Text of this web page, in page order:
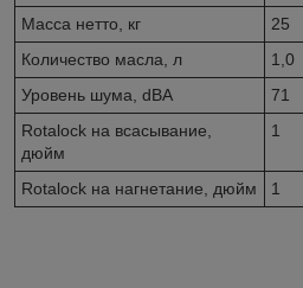
Масса нетто, кг
25
Количество масла, л
1,0
Уровень шума, dBA
71
Rotalock на всасывание,
дюйм
1
Rotalock на нагнетание, дюйм 1